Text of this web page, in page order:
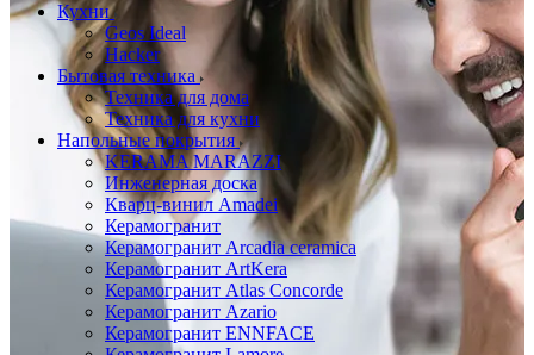
Кухни
Geos Ideal
Hacker
Бытовая техника
Техника для дома
Техника для кухни
Напольные покрытия
KERAMA MARAZZI
Инженерная доска
Кварц-винил Amadei
Керамогранит
Керамогранит Arcadia ceramica
Керамогранит ArtKera
Керамогранит Atlas Concorde
Керамогранит Azario
Керамогранит ENNFACE